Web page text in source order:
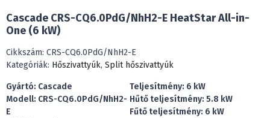
Cascade CRS-CQ6.0PdG/NhH2-E HeatStar All-in-
One (6 kW)
Cikkszám: CRS-CQ6.0PdG/NhH2-E
Kategóriák: Hőszivattyúk, Split hőszivattyúk
Gyártó: Cascade
Modell: CRS-CQ6.0PdG/NhH2-
E
Teljesítmény: 6 kW
Hűtő teljesítmény: 5.8 kW
Fűtő teljesítmény: 6 kW